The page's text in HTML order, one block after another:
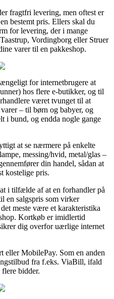
fragtfri levering, men oftest er
bestemt pris. Ellers skal du
for levering, der i mange
Vordingborg eller Struer
varer til en pakkeshop.
for internetbrugere at
hos flere e-butikker, og til
været tvunget til at
– til børn og babyer, og
i bund, og endda nogle gange
at se nærmere på enkelte
messing/hvid, metal/glas –
din handel, sådan at
kostelige pris.
i tilfælde af at en forhandler på
en salgspris som virker
meste være et karakteristika
Kortkøb er imidlertid
dig overfor uærlige internet
eller MobilePay. Som en anden
fra f.eks. ViaBill, ifald
bidder.